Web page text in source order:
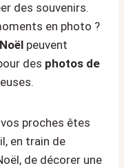
des souvenirs.
en photo ?
peuvent
des photos de
proches êtes
en train de
de décorer une